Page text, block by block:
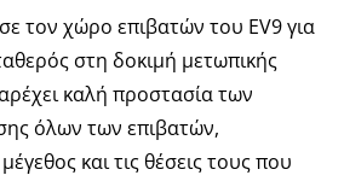
τον χώρο επιβατών του EV9 για
στη δοκιμή μετωπικής
καλή προστασία των
όλων των επιβατών,
και τις θέσεις τους που